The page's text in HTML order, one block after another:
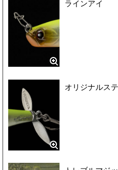
ラインアイ
オリジナルス